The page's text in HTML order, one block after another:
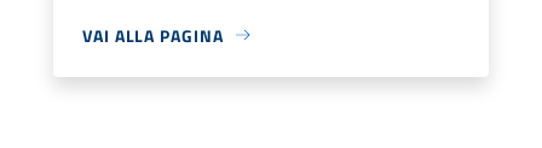
VAI ALLA PAGINA